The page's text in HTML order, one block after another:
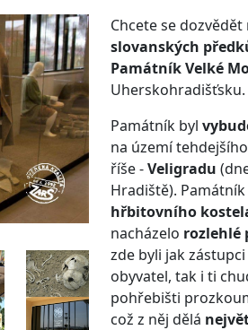
Chcete se dozvědět
slovanských
Památník Velké
Uherskohradišťsku.
Památník byl
na území
říše -Veligradu
Hradiště). Památník
hřbitovního
nacházelo rozlehlé
zde byli jak
obyvatel, tak i ti
pohřebišti
což z něj dělá